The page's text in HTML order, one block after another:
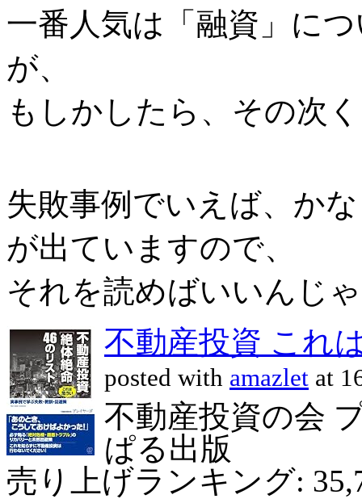
一番人気は「融資」に
が、
もしかしたら、その次
失敗事例でいえば、か
が出ていますので、
それを読めばいいんじ
不動産投資 これ
posted with amazlet at
不動産投資の会
ぱる出版
売り上げランキング: